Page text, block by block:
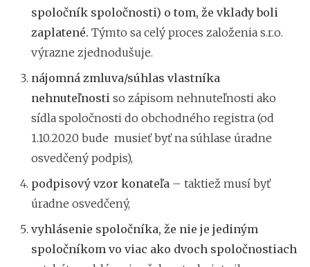
spoločník spoločnosti) o tom, že vklady boli
zaplatené. Týmto sa celý proces založenia s.r.o.
výrazne zjednodušuje.
nájomná zmluva/súhlas vlastníka
nehnuteľnosti so zápisom nehnuteľnosti ako
sídla spoločnosti do obchodného registra (od
1.10.2020 bude musieť byť na súhlase úradne
osvedčený podpis),
podpisový vzor konateľa – taktiež musí byť
úradne osvedčený,
vyhlásenie spoločníka, že nie je jediným
spoločníkom vo viac ako dvoch spoločnostiach